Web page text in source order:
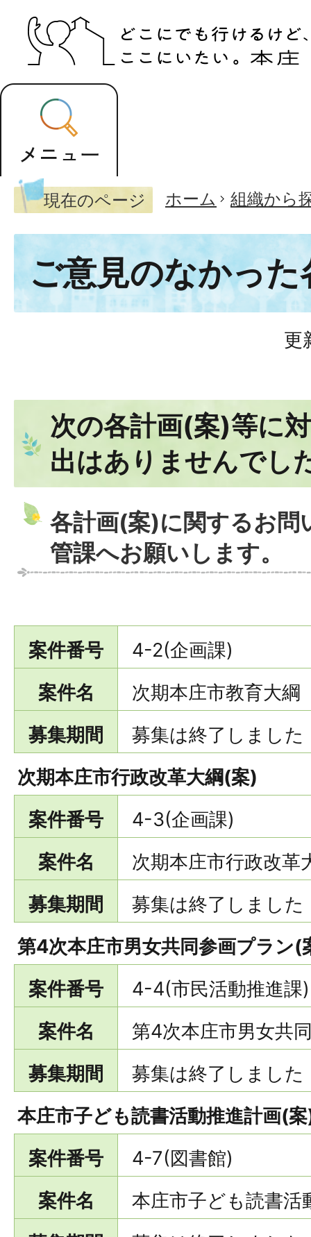
現在のページ ホーム 組織から
ご意見のなかっ
更
次の各計画(案)等に
出はありませんでし
各計画(案)に関するお問
管課へお願いします。
案件番号
4-2(企画課)
案件名
次期本庄市教育大綱
募集期間
募集は終了しました
次期本庄市行政改革大綱(案)
案件番号
4-3(企画課)
案件名
次期本庄市行政改革
募集期間
募集は終了しました
第4次本庄市男女共同参画プラン(
案件番号
4-4(市民活動推進課)
案件名
第4次本庄市男女共
募集期間
募集は終了しました
本庄市子ども読書活動推進計画(
案件番号
4-7(図書館)
案件名
本庄市子ども読書活